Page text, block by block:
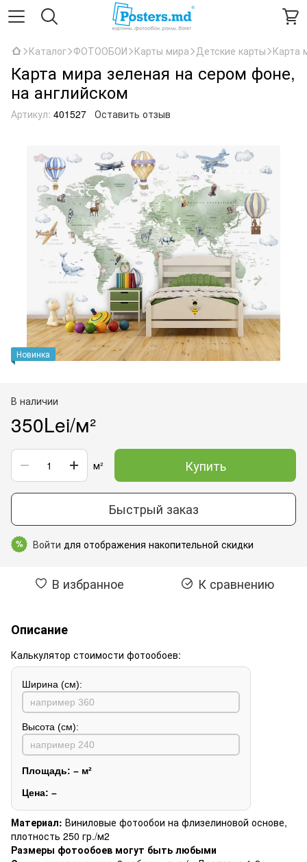
Каталог ФОТООБОИ Карты мира Детские карты Карта
Карта мира зеленая на сером фоне,
на английском
Артикул: 401527 Оставить отзыв
Новинка
В наличии
350Lei/м²
м² Купить
Быстрый заказ
% Войти для отображения накопительной скидки
В избранное К сравнению
Описание
Калькулятор стоимости фотообоев:
Ширина (см):
Высота (см):
Площадь: – м²
Цена: –
Материал: Виниловые фотообои на флизелиновой основе,
плотность 250 гр./м2
Размеры фотообоев могут быть любыми